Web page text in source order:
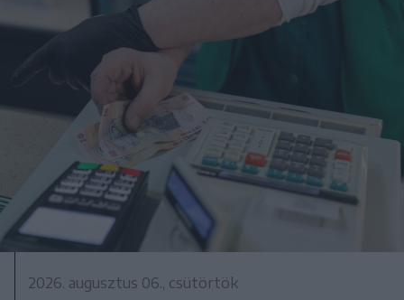
2026. augusztus 06., csütörtök